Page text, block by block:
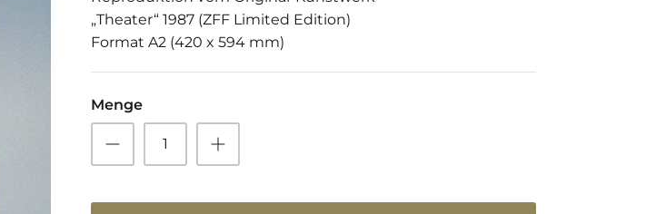
„Theater“ 1987 (ZFF Limited Edition)
Format A2 (420 x 594 mm)
Menge